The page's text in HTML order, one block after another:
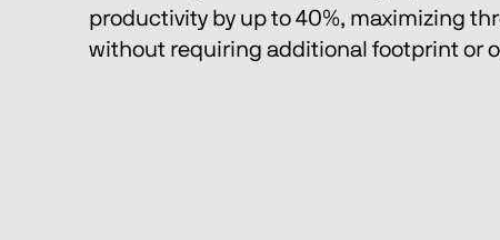
productivity by up to 40%, maximizing
without requiring additional footprint or